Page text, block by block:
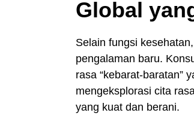
Global
Selain fungsi
pengalaman baru.
rasa “kebarat-baratan”
mengeksplorasi cita
yang kuat dan berani.